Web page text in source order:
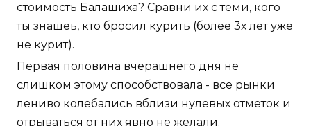
стоимость Балашиха? Сравни их с теми, кого
ты знашеь, кто бросил курить (более 3х лет уже
не курит).
Первая половина вчерашнего дня не
слишком этому способствовала - все рынки
лениво колебались вблизи нулевых отметок и
отрываться от них явно не желали.